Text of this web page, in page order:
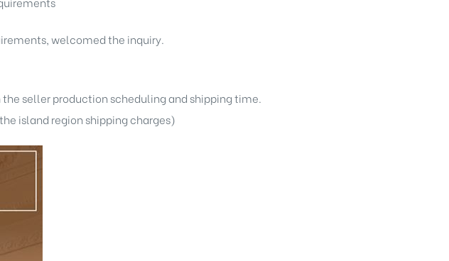
welcomed the inquiry.
seller production scheduling and shipping time.
island region shipping charges)